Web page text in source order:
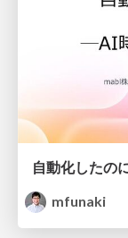
mfunaki